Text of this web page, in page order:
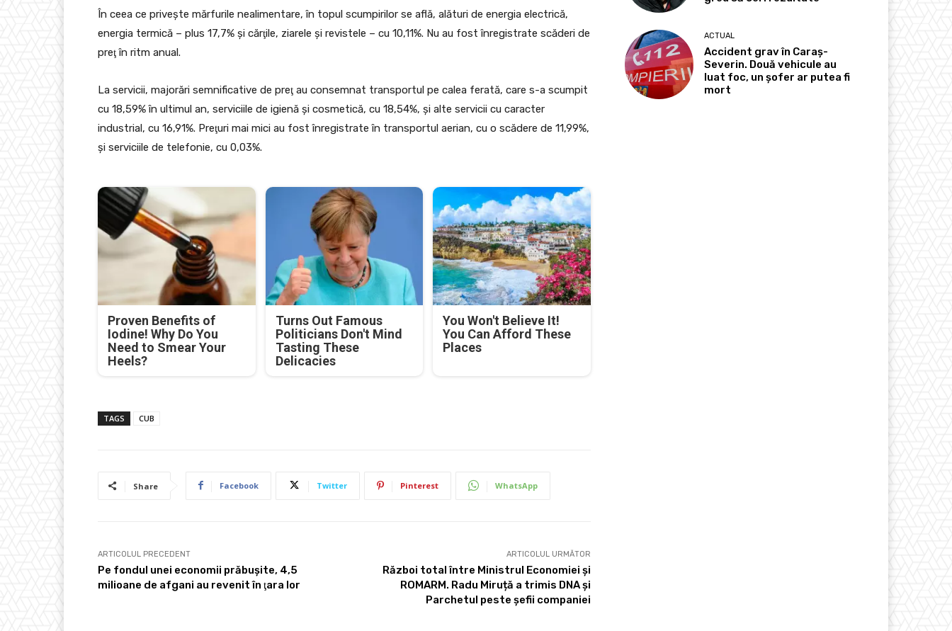
În ceea ce priveşte mărfurile nealimentare, în topul scumpirilor se află, alături de energia electrică,
energia termică – plus 17,7% şi cărţile, ziarele şi revistele – cu 10,11%. Nu au fost înregistrate scăderi de
preţ în ritm anual.
La servicii, majorări semnificative de preţ au consemnat transportul pe calea ferată, care s-a scumpit
cu 18,59% în ultimul an, serviciile de igienă şi cosmetică, cu 18,54%, şi alte servicii cu caracter
industrial, cu 16,91%. Preţuri mai mici au fost înregistrate în transportul aerian, cu o scădere de 11,99%,
şi serviciile de telefonie, cu 0,03%.
Proven Benefits of
Iodine! Why Do You
Need to Smear Your
Heels?
Turns Out Famous
Politicians Don't Mind
Tasting These
Delicacies
You Won't Believe It!
You Can Afford These
Places
TAGS CUB
Share Facebook Twitter Pinterest WhatsApp
ARTICOLUL PRECEDENT
Pe fondul unei economii prăbuşite, 4,5
milioane de afgani au revenit în ţara lor
ARTICOLUL URMĂTOR
Război total între Ministrul Economiei și
ROMARM. Radu Miruță a trimis DNA și
Parchetul peste șefii companiei
ACTUAL
Accident grav în Caraș-
Severin. Două vehicule au
luat foc, un șofer ar putea fi
mort